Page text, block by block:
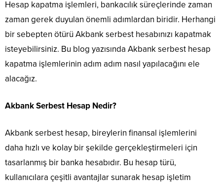
Hesap kapatma işlemleri, bankacılık süreçlerinde zaman
zaman gerek duyulan önemli adımlardan biridir. Herhangi
bir sebepten ötürü Akbank serbest hesabınızı kapatmak
isteyebilirsiniz. Bu blog yazısında Akbank serbest hesap
kapatma işlemlerinin adım adım nasıl yapılacağını ele
alacağız.
Akbank Serbest Hesap Nedir?
Akbank serbest hesap, bireylerin finansal işlemlerini
daha hızlı ve kolay bir şekilde gerçekleştirmeleri için
tasarlanmış bir banka hesabıdır. Bu hesap türü,
kullanıcılara çeşitli avantajlar sunarak hesap işletim